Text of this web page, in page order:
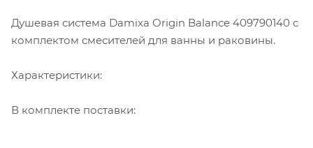
Душевая система Damixa Origin Balance 409790140 с
комплектом смесителей для ванны и раковины.
Характеристики:
В комплекте поставки: